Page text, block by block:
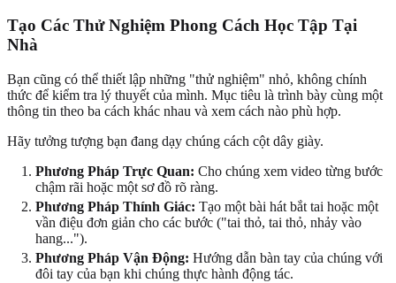
Tạo Các Thử Nghiệm Phong Cách Học Tập Tại
Nhà
Bạn cũng có thể thiết lập những "thử nghiệm" nhỏ, không chính
thức để kiểm tra lý thuyết của mình. Mục tiêu là trình bày cùng một
thông tin theo ba cách khác nhau và xem cách nào phù hợp.
Hãy tưởng tượng bạn đang dạy chúng cách cột dây giày.
Phương Pháp Trực Quan: Cho chúng xem video từng bước
chậm rãi hoặc một sơ đồ rõ ràng.
Phương Pháp Thính Giác: Tạo một bài hát bắt tai hoặc một
vần điệu đơn giản cho các bước ("tai thỏ, tai thỏ, nhảy vào
hang...").
Phương Pháp Vận Động: Hướng dẫn bàn tay của chúng với
đôi tay của bạn khi chúng thực hành động tác.